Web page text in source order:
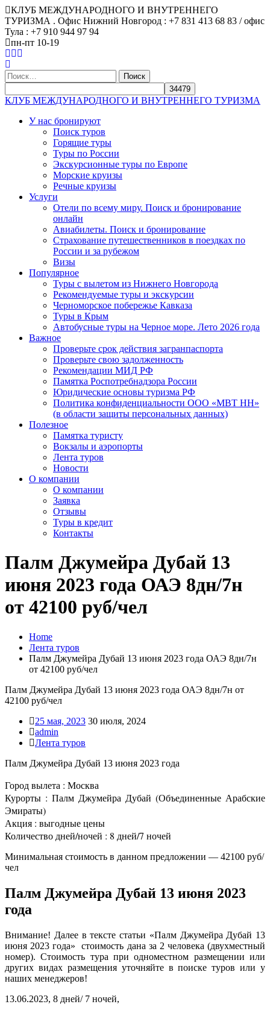
КЛУБ МЕЖДУНАРОДНОГО И ВНУТРЕННЕГО
ТУРИЗМА . Офис Нижний Новгород : +7 831 413 68 83 / офис
Тула : +7 910 944 97 94
пн-пт 10-19
Найти:
КЛУБ МЕЖДУНАРОДНОГО И ВНУТРЕННЕГО ТУРИЗМА
У нас бронируют
Поиск туров
Горящие туры
Туры по России
Экскурсионные туры по Европе
Морские круизы
Речные круизы
Услуги
Отели по всему миру. Поиск и бронирование
онлайн
Авиабилеты. Поиск и бронирование
Страхование путешественников в поездках по
России и за рубежом
Визы
Популярное
Туры с вылетом из Нижнего Новгорода
Рекомендуемые туры и экскурсии
Черноморское побережье Кавказа
Туры в Крым
Автобусные туры на Черное море. Лето 2026 года
Важное
Проверьте срок действия загранпаспорта
Проверьте свою задолженность
Рекомендации МИД РФ
Памятка Роспотребнадзора России
Юридические основы туризма РФ
Политика конфиденциальности ООО «МВТ НН»
(в области защиты персональных данных)
Полезное
Памятка туристу
Вокзалы и аэропорты
Лента туров
Новости
О компании
О компании
Заявка
Отзывы
Туры в кредит
Контакты
Палм Джумейра Дубай 13
июня 2023 года ОАЭ 8дн/7н
от 42100 руб/чел
Home
Лента туров
Палм Джумейра Дубай 13 июня 2023 года ОАЭ 8дн/7н
от 42100 руб/чел
Палм Джумейра Дубай 13 июня 2023 года ОАЭ 8дн/7н от
42100 руб/чел
25 мая, 2023 30 июля, 2024
admin
Лента туров
Палм Джумейра Дубай 13 июня 2023 года
Город вылета : Москва
Курорты : Палм Джумейра Дубай (Объединенные Арабские
Эмираты)
Акция : выгодные цены
Количество дней/ночей : 8 дней/7 ночей
Минимальная стоимость в данном предложении — 42100 руб/
чел
Палм Джумейра Дубай 13 июня 2023
года
Внимание! Далее в тексте статьи «Палм Джумейра Дубай 13
июня 2023 года» стоимость дана за 2 человека (двухместный
номер). Стоимость тура при одноместном размещении или
других видах размещения уточняйте в поиске туров или у
наших менеджеров!
13.06.2023, 8 дней/ 7 ночей,